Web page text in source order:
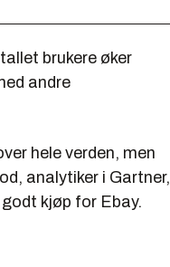
brukere øker
andre
hele verden, men
analytiker i Gartner,
kjøp for Ebay.